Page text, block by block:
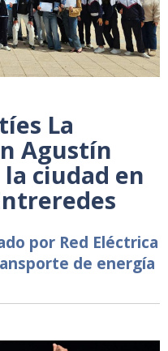
La
Agustín
ciudad en
por Red Eléctrica
de energía